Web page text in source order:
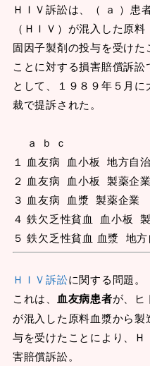
ＨＩＶ訴訟は、（ ａ ）患
（ＨＩＶ）が混入した原
固因子製剤の投与を受け
ことに対する損害賠償訴
として、１９８９年５月
裁で提訴された。
ａ ｂ ｃ
１ 血友病 血小板 地方自
２ 血友病 血小板 製薬企業
３ 血友病 血漿 製薬企業
４ 鉄欠乏性貧血 血小板
５ 鉄欠乏性貧血 血漿 地
ＨＩＶ訴訟に関する問題。
これは、 血友病患者が、ヒ
が混入した原料血漿から
与を受けたことにより、
害賠償訴訟。